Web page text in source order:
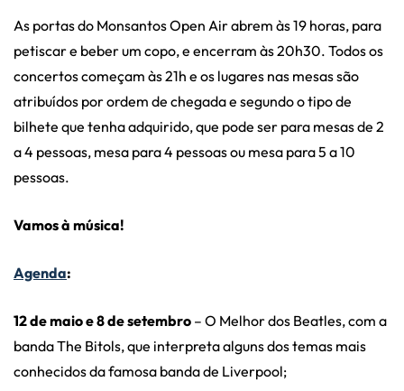
As portas do Monsantos Open Air abrem às 19 horas, para
petiscar e beber um copo, e encerram às 20h30. Todos os
concertos começam às 21h e os lugares nas mesas são
atribuídos por ordem de chegada e segundo o tipo de
bilhete que tenha adquirido, que pode ser para mesas de 2
a 4 pessoas, mesa para 4 pessoas ou mesa para 5 a 10
pessoas.
Vamos à música!
Agenda:
12 de maio e 8 de setembro – O Melhor dos Beatles, com a
banda The Bitols, que interpreta alguns dos temas mais
conhecidos da famosa banda de Liverpool;